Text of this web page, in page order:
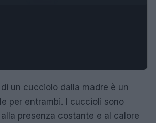
un cucciolo dalla madre è un
per entrambi. I cuccioli sono
presenza costante e al calore